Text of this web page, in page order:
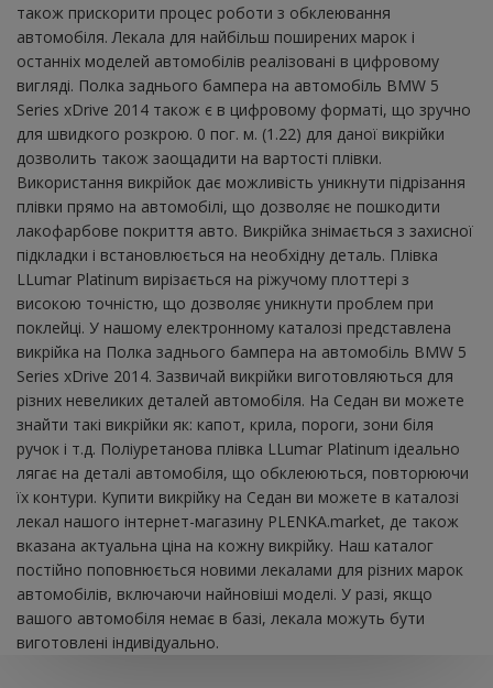
також прискорити процес роботи з обклеювання
автомобіля. Лекала для найбільш поширених марок і
останніх моделей автомобілів реалізовані в цифровому
вигляді. Полка заднього бампера на автомобіль BMW 5
Series xDrive 2014 також є в цифровому форматі, що зручно
для швидкого розкрою. 0 пог. м. (1.22) для даної викрійки
дозволить також заощадити на вартості плівки.
Використання викрійок дає можливість уникнути підрізання
плівки прямо на автомобілі, що дозволяє не пошкодити
лакофарбове покриття авто. Викрійка знімається з захисної
підкладки і встановлюється на необхідну деталь. Плівка
LLumar Platinum вирізається на ріжучому плоттері з
високою точністю, що дозволяє уникнути проблем при
поклейці. У нашому електронному каталозі представлена ​​
викрійка на Полка заднього бампера на автомобіль BMW 5
Series xDrive 2014. Зазвичай викрійки виготовляються для
різних невеликих деталей автомобіля. На Седан ви можете
знайти такі викрійки як: капот, крила, пороги, зони біля
ручок і т.д. Поліуретанова плівка LLumar Platinum ідеально
лягає на деталі автомобіля, що обклеюються, повторюючи
їх контури. Купити викрійку на Седан ви можете в каталозі
лекал нашого інтернет-магазину PLENKA.market, де також
вказана актуальна ціна на кожну викрійку. Наш каталог
постійно поповнюється новими лекалами для різних марок
автомобілів, включаючи найновіші моделі. У разі, якщо
вашого автомобіля немає в базі, лекала можуть бути
виготовлені індивідуально.